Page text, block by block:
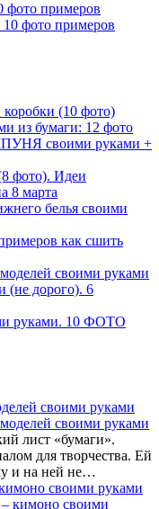
фото примеров
(10 фото)
из бумаги: 12 фото
своими руками +
фото). Идеи
8 марта
белья своими
как сшить
своими руками
(не дорого). 6
руками. 10 ФОТО
своими руками
лист «бумаги».
для творчества. Ей
и на ней не…
своими руками